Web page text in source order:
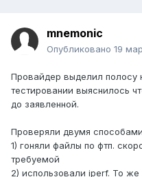
mnemonic
Опубликовано 19
Провайдер выделил полосу
тестировании выяснилось
до заявленной.
Проверяли двумя
1) гоняли файлы по фтп.
требуемой
2) использовали iperf. То